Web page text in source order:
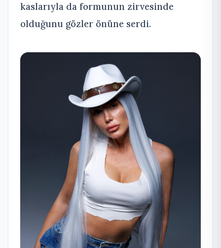
kaslarıyla da formunun zirvesinde
olduğunu gözler önüne serdi.